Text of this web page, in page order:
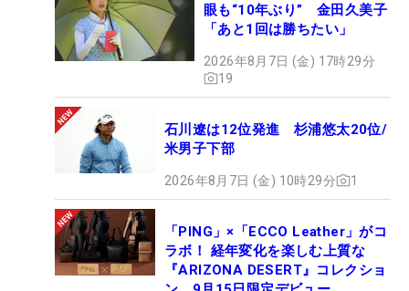
眼も“10年ぶり” 金田久美子
「あと1回は勝ちたい」
2026年8月7日 (金) 17時29分
19
石川遼は12位発進 杉浦悠太20位/
米男子下部
2026年8月7日 (金) 10時29分 1
「PING」×「ECCO Leather」がコ
ラボ！ 経年変化を楽しむ上質な
『ARIZONA DESERT』コレクショ